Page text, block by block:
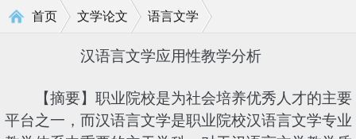
首页 文学论文 语言文学
汉语言文学应用性教学分析
【摘要】职业院校是为社会培养优秀人才的主要
平台之一，而汉语言文学是职业院校汉语言文学专业